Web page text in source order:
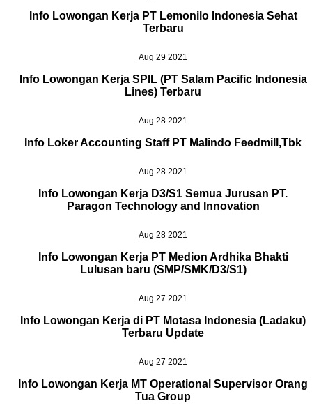
Info Lowongan Kerja PT Lemonilo Indonesia Sehat
Terbaru
Aug 29 2021
Info Lowongan Kerja SPIL (PT Salam Pacific Indonesia
Lines) Terbaru
Aug 28 2021
Info Loker Accounting Staff PT Malindo Feedmill,Tbk
Aug 28 2021
Info Lowongan Kerja D3/S1 Semua Jurusan PT.
Paragon Technology and Innovation
Aug 28 2021
Info Lowongan Kerja PT Medion Ardhika Bhakti
Lulusan baru (SMP/SMK/D3/S1)
Aug 27 2021
Info Lowongan Kerja di PT Motasa Indonesia (Ladaku)
Terbaru Update
Aug 27 2021
Info Lowongan Kerja MT Operational Supervisor Orang
Tua Group